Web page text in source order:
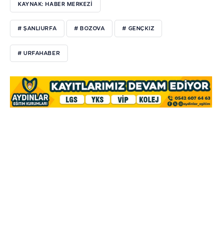
KAYNAK: HABER MERKEZİ
# ŞANLIURFA # BOZOVA # GENÇKIZ
# URFAHABER